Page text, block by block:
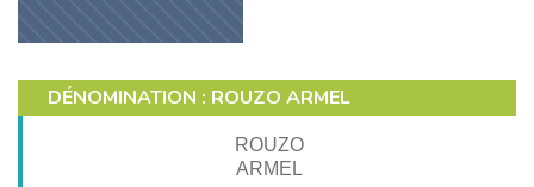
DÉNOMINATION : ROUZO ARMEL
ROUZO
ARMEL